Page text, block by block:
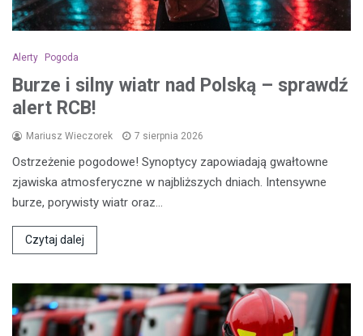
Alerty Pogoda
Burze i silny wiatr nad Polską – sprawdź
alert RCB!
Mariusz Wieczorek 7 sierpnia 2026
Ostrzeżenie pogodowe! Synoptycy zapowiadają gwałtowne
zjawiska atmosferyczne w najbliższych dniach. Intensywne
burze, porywisty wiatr oraz…
Czytaj dalej